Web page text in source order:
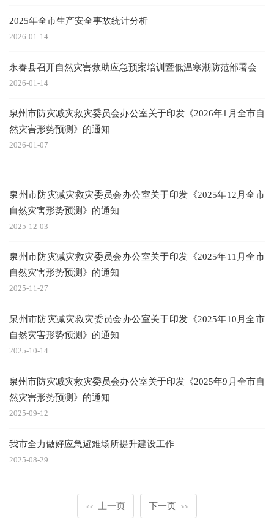
2025年全市生产安全事故统计分析
2026-01-14
永春县召开自然灾害救助应急预案培训暨低温寒潮防范部署会
2026-01-14
泉州市防灾减灾救灾委员会办公室关于印发《2026年1月全市自
然灾害形势预测》的通知
2026-01-07
泉州市防灾减灾救灾委员会办公室关于印发《2025年12月全市
自然灾害形势预测》的通知
2025-12-03
泉州市防灾减灾救灾委员会办公室关于印发《2025年11月全市
自然灾害形势预测》的通知
2025-11-27
泉州市防灾减灾救灾委员会办公室关于印发《2025年10月全市
自然灾害形势预测》的通知
2025-10-14
泉州市防灾减灾救灾委员会办公室关于印发《2025年9月全市自
然灾害形势预测》的通知
2025-09-12
我市全力做好应急避难场所提升建设工作
2025-08-29
<< 上一页 下一页 >>